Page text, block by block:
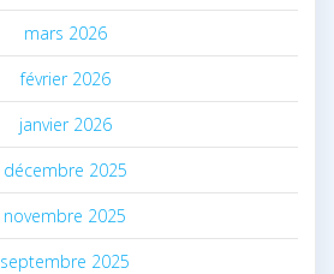
mars 2026
février 2026
janvier 2026
décembre 2025
novembre 2025
septembre 2025